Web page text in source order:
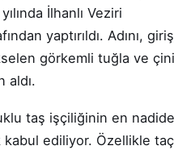
İlhanlı Veziri
yaptırıldı. Adını, giriş
görkemli tuğla ve çini
aldı.
taş işçiliğinin en nadide
ediliyor. Özellikle taç